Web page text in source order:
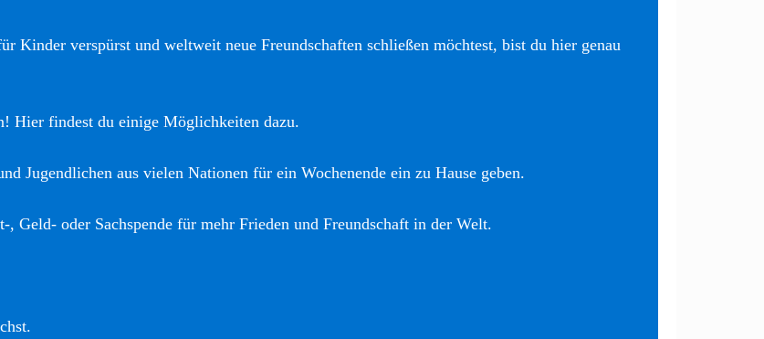
Kinder verspürst und weltweit neue Freundschaften schließen möchtest, bist du hier genau
Hier findest du einige Möglichkeiten dazu.
Jugendlichen aus vielen Nationen für ein Wochenende ein zu Hause geben.
oder Sachspende für mehr Frieden und Freundschaft in der Welt.